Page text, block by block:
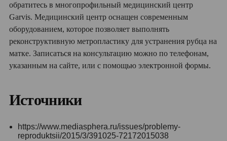
обратитесь в многопрофильный медицинский центр
Garvis. Медицинский центр оснащен современным
оборудованием, которое позволяет выполнять
реконструктивную метропластику для устранения рубца на
матке. Записаться на консультацию можно по телефонам,
указанным на сайте, или с помощью электронной формы.
Источники
https://www.mediasphera.ru/issues/problemy-
reproduktsii/2015/3/391025-72172015038